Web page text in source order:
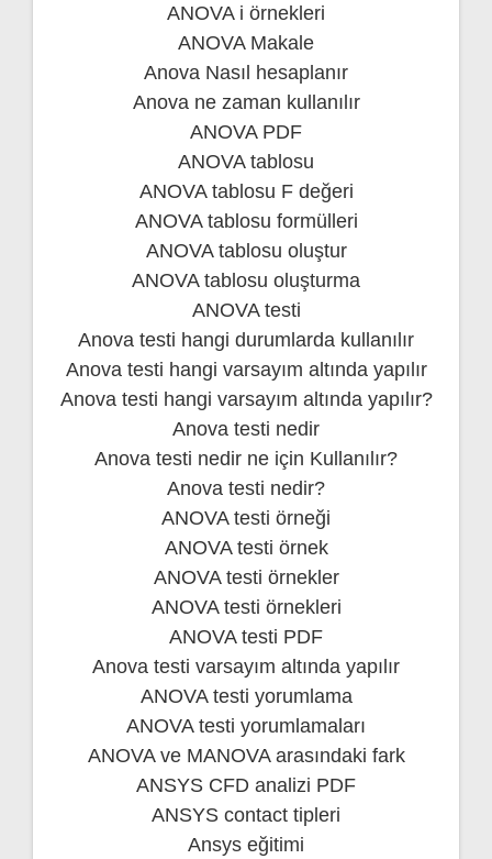
ANOVA i örnekleri
ANOVA Makale
Anova Nasıl hesaplanır
Anova ne zaman kullanılır
ANOVA PDF
ANOVA tablosu
ANOVA tablosu F değeri
ANOVA tablosu formülleri
ANOVA tablosu oluştur
ANOVA tablosu oluşturma
ANOVA testi
Anova testi hangi durumlarda kullanılır
Anova testi hangi varsayım altında yapılır
Anova testi hangi varsayım altında yapılır?
Anova testi nedir
Anova testi nedir ne için Kullanılır?
Anova testi nedir?
ANOVA testi örneği
ANOVA testi örnek
ANOVA testi örnekler
ANOVA testi örnekleri
ANOVA testi PDF
Anova testi varsayım altında yapılır
ANOVA testi yorumlama
ANOVA testi yorumlamaları
ANOVA ve MANOVA arasındaki fark
ANSYS CFD analizi PDF
ANSYS contact tipleri
Ansys eğitimi